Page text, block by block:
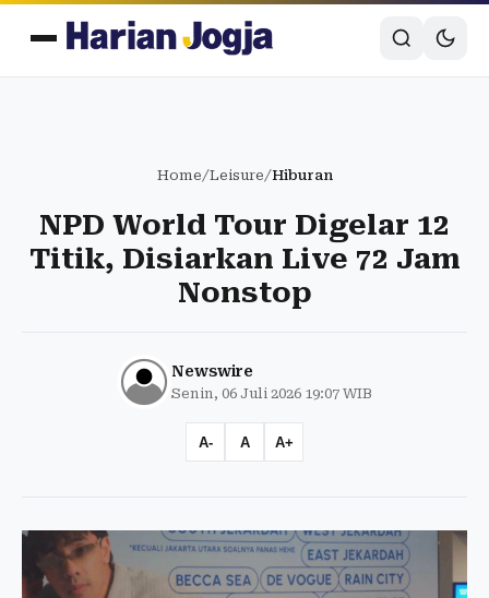
Home/Leisure/Hiburan
NPD World Tour Digelar 12
Titik, Disiarkan Live 72 Jam
Nonstop
Newswire
Senin, 06 Juli 2026 19:07 WIB
A- A A+